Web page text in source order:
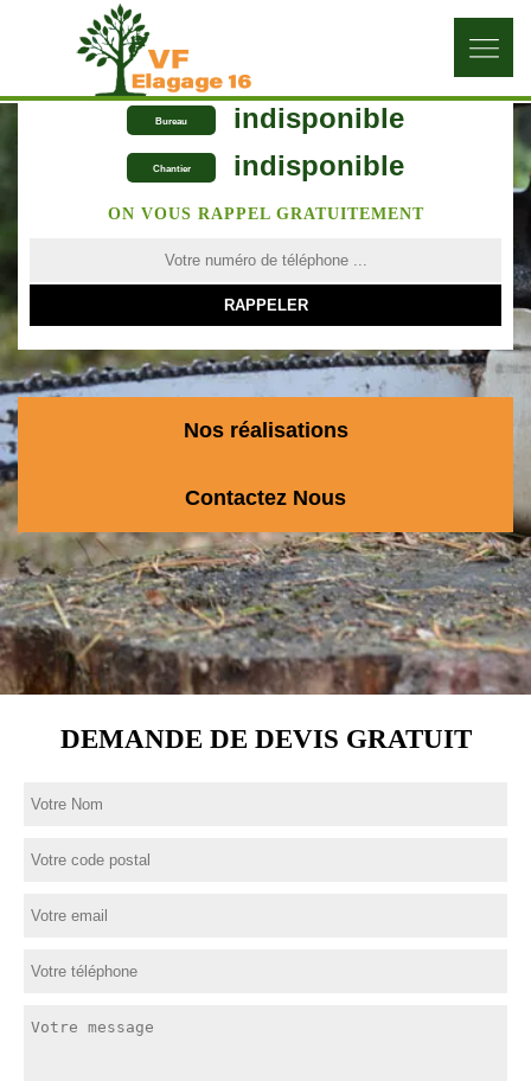
Bureau indisponible
Chantier indisponible
ON VOUS RAPPEL GRATUITEMENT
Nos réalisations
Contactez Nous
DEMANDE DE DEVIS GRATUIT